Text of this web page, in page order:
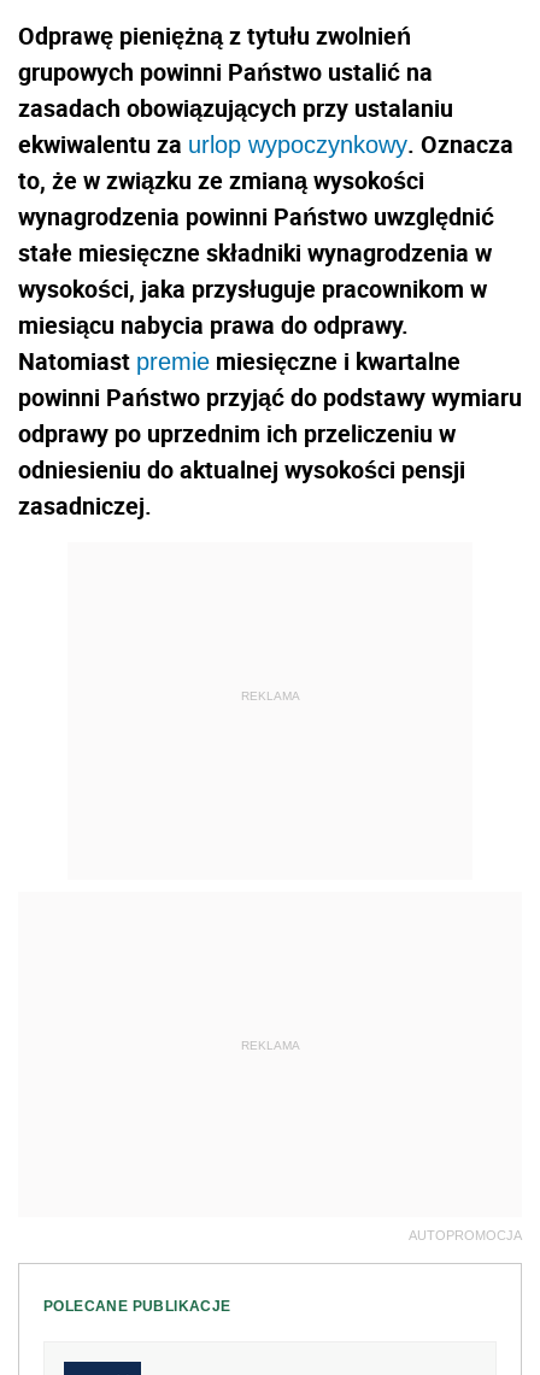
Odprawę pieniężną z tytułu zwolnień
grupowych powinni Państwo ustalić na
zasadach obowiązujących przy ustalaniu
ekwiwalentu za urlop wypoczynkowy. Oznacza
to, że w związku ze zmianą wysokości
wynagrodzenia powinni Państwo uwzględnić
stałe miesięczne składniki wynagrodzenia w
wysokości, jaka przysługuje pracownikom w
miesiącu nabycia prawa do odprawy.
Natomiast premie miesięczne i kwartalne
powinni Państwo przyjąć do podstawy wymiaru
odprawy po uprzednim ich przeliczeniu w
odniesieniu do aktualnej wysokości pensji
zasadniczej.
REKLAMA
REKLAMA
AUTOPROMOCJA
POLECANE PUBLIKACJE